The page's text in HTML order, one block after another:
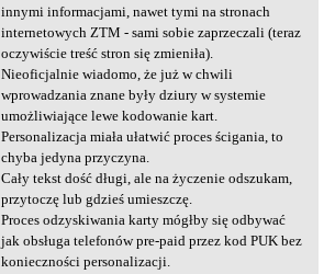
innymi informacjami, nawet tymi na stronach
internetowych ZTM - sami sobie zaprzeczali (teraz
oczywiście treść stron się zmieniła).
Nieoficjalnie wiadomo, że już w chwili
wprowadzania znane były dziury w systemie
umożliwiające lewe kodowanie kart.
Personalizacja miała ułatwić proces ścigania, to
chyba jedyna przyczyna.
Cały tekst dość długi, ale na życzenie odszukam,
przytoczę lub gdzieś umieszczę.
Proces odzyskiwania karty mógłby się odbywać
jak obsługa telefonów pre-paid przez kod PUK bez
konieczności personalizacji.